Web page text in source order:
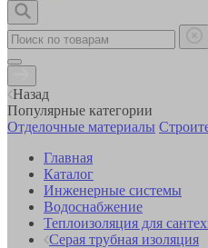
Назад
Популярные категории
Отделочные материалы
Главная
Каталог
Инженерные системы
Водоснабжение
Теплоизоляция для
Серая трубная изоляция